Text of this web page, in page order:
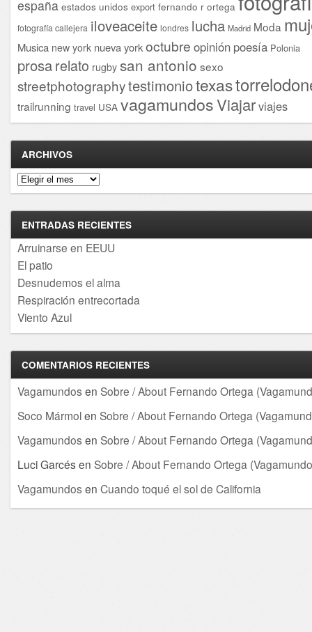
españa estados unidos export fernando r ortega
fotografía callejera iloveaceite londres lucha Madrid Moda
Musica new york nueva yorkoctubre opinión poesía Polonia
prosarelato rugby san antonio sexo
streetphotographytestimoniotexas
trailrunning travel USA vagamundosViajarviajes
ARCHIVOS
Archivos
ENTRADAS RECIENTES
Arruinarse en EEUU
El patio
Desnudemos el alma
Respiración entrecortada
Viento Azul
COMENTARIOS RECIENTES
Vagamundos en Sobre / About Fernando Ortega
Soco Mármolen Sobre / About Fernando Ortega
Vagamundos en Sobre / About Fernando Ortega
Luci Garcés en Sobre / About Fernando Ortega
Vagamundos en Cuando toqué el sol de California